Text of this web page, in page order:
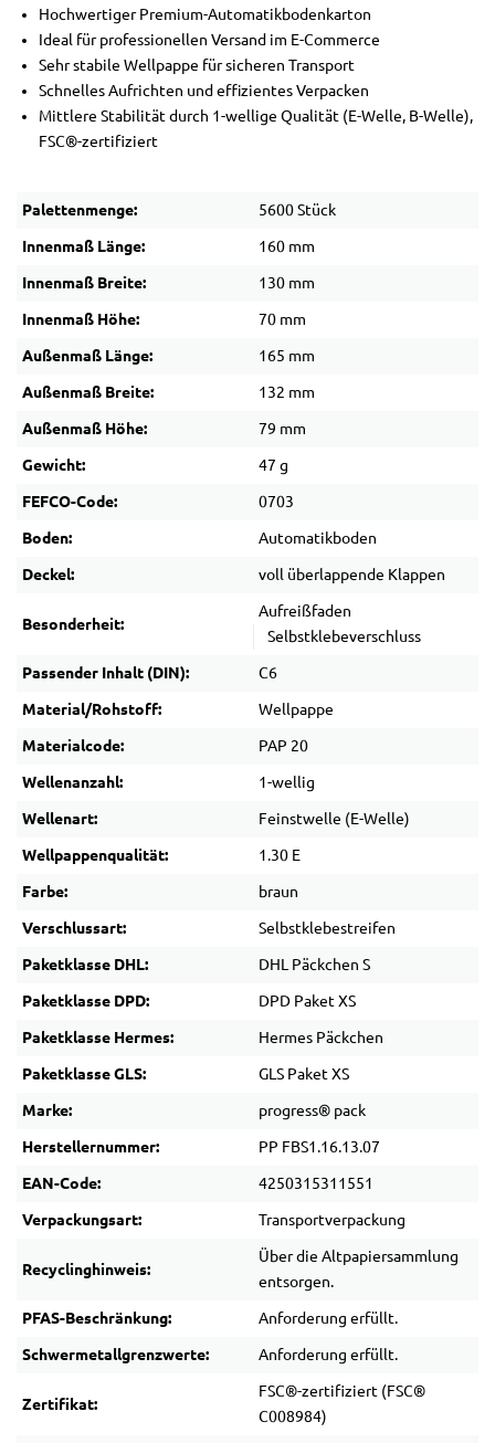
Hochwertiger Premium-Automatikbodenkarton
Ideal für professionellen Versand im E-Commerce
Sehr stabile Wellpappe für sicheren Transport
Schnelles Aufrichten und effizientes Verpacken
Mittlere Stabilität durch 1-wellige Qualität (E-Welle, B-Welle),
FSC®-zertifiziert
Palettenmenge: 5600 Stück
Innenmaß Länge: 160 mm
Innenmaß Breite: 130 mm
Innenmaß Höhe: 70 mm
Außenmaß Länge: 165 mm
Außenmaß Breite: 132 mm
Außenmaß Höhe: 79 mm
Gewicht: 47 g
FEFCO-Code: 0703
Boden: Automatikboden
Deckel: voll überlappende Klappen
Besonderheit:
Aufreißfaden
Selbstklebeverschluss
Passender Inhalt (DIN): C6
Material/Rohstoff: Wellpappe
Materialcode: PAP 20
Wellenanzahl: 1-wellig
Wellenart: Feinstwelle (E-Welle)
Wellpappenqualität: 1.30 E
Farbe: braun
Verschlussart: Selbstklebestreifen
Paketklasse DHL: DHL Päckchen S
Paketklasse DPD: DPD Paket XS
Paketklasse Hermes: Hermes Päckchen
Paketklasse GLS: GLS Paket XS
Marke: progress® pack
Herstellernummer: PP FBS1.16.13.07
EAN-Code: 4250315311551
Verpackungsart: Transportverpackung
Recyclinghinweis:
Über die Altpapiersammlung
entsorgen.
PFAS-Beschränkung: Anforderung erfüllt.
Schwermetallgrenzwerte: Anforderung erfüllt.
Zertifikat:
FSC®-zertifiziert (FSC®
C008984)